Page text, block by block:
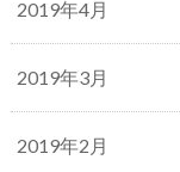
2019年4月
2019年3月
2019年2月